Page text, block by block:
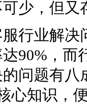
少，但
行业解决
90%，而
问题有
心知识，